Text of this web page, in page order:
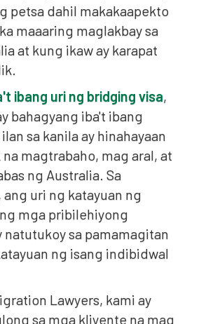
petsa dahil makakaapekto
maaaring maglakbay sa
at kung ikaw ay karapat
ibang uri ng bridging visa,
bahagyang iba't ibang
sa kanila ay hinahayaan
magtrabaho, mag aral, at
ng Australia. Sa
uri ng katayuan ng
mga pribilehiyong
natutukoy sa pamamagitan
ng isang indibidwal
Lawyers, kami ay
sa mga kliyente na mag